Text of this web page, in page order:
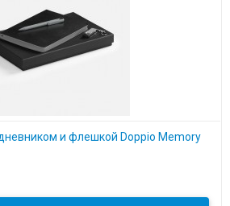
и флешкой Doppio Memory